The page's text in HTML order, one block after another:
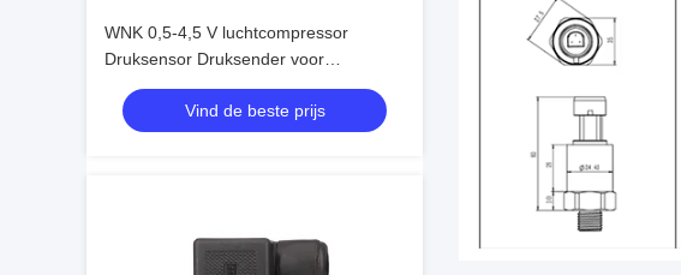
WNK 0,5-4,5 V luchtcompressor
Druksensor Druksender voor
motorprocesbesturing en -
automatiseringVind de beste prijs